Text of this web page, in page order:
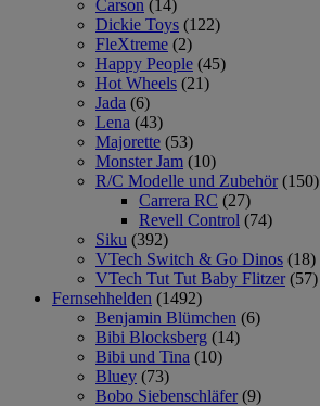
Carson (14)
Dickie Toys (122)
FleXtreme (2)
Happy People (45)
Hot Wheels (21)
Jada (6)
Lena (43)
Majorette (53)
Monster Jam (10)
R/C Modelle und Zubehör (150)
Carrera RC (27)
Revell Control (74)
Siku (392)
VTech Switch & Go Dinos (18)
VTech Tut Tut Baby Flitzer (57)
Fernsehhelden (1492)
Benjamin Blümchen (6)
Bibi Blocksberg (14)
Bibi und Tina (10)
Bluey (73)
Bobo Siebenschläfer (9)